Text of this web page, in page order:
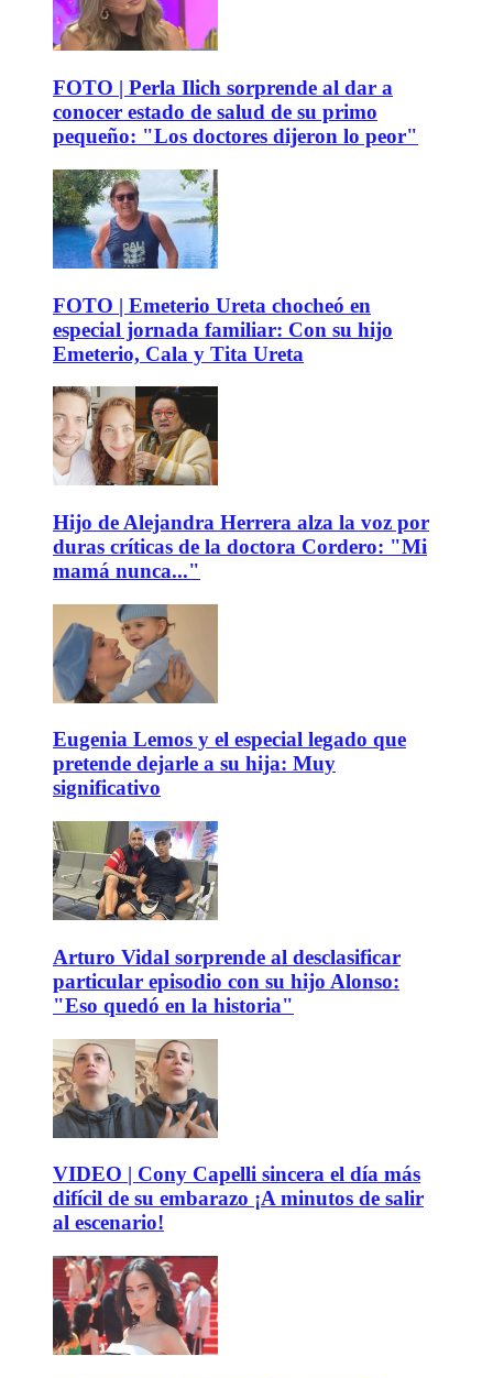
FOTO | Perla Ilich sorprende al dar a
conocer estado de salud de su primo
pequeño: "Los doctores dijeron lo peor"
FOTO | Emeterio Ureta chocheó en
especial jornada familiar: Con su hijo
Emeterio, Cala y Tita Ureta
Hijo de Alejandra Herrera alza la voz por
duras críticas de la doctora Cordero: "Mi
mamá nunca..."
Eugenia Lemos y el especial legado que
pretende dejarle a su hija: Muy
significativo
Arturo Vidal sorprende al desclasificar
particular episodio con su hijo Alonso:
"Eso quedó en la historia"
VIDEO | Cony Capelli sincera el día más
difícil de su embarazo ¡A minutos de salir
al escenario!